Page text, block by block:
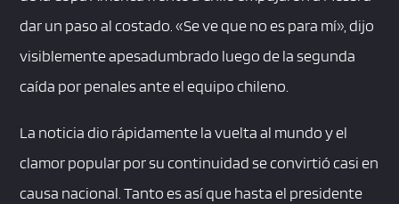
dar un paso al costado. «Se ve que no es para mí», dijo
visiblemente apesadumbrado luego de la segunda
caída por penales ante el equipo chileno.
La noticia dio rápidamente la vuelta al mundo y el
clamor popular por su continuidad se convirtió casi en
causa nacional. Tanto es así que hasta el presidente